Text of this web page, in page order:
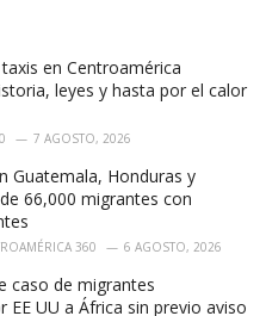
en Centroamérica
leyes y hasta por el calor
7 AGOSTO, 2026
Guatemala, Honduras y
66,000 migrantes con
360 6 AGOSTO, 2026
caso de migrantes
EE UU a África sin previo aviso